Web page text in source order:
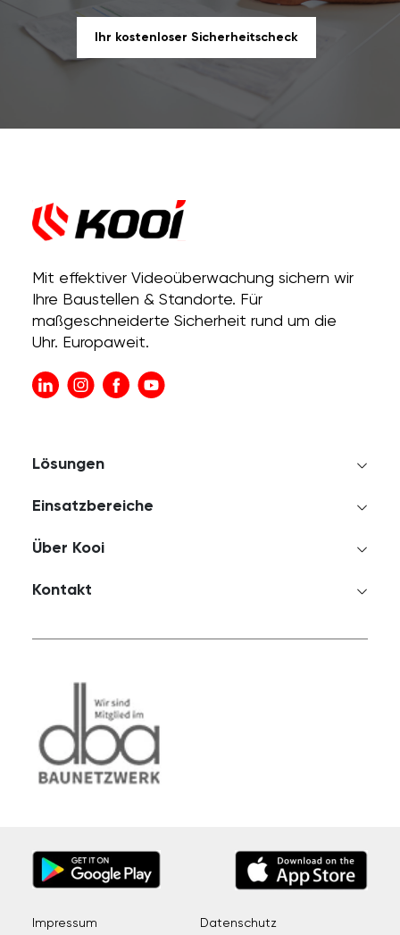
Ihr kostenloser Sicherheitscheck
Mit effektiver Videoüberwachung sichern wir
Ihre Baustellen & Standorte. Für
maßgeschneiderte Sicherheit rund um die
Uhr. Europaweit.
Lösungen
Einsatzbereiche
Über Kooi
Kontakt
Impressum Datenschutz